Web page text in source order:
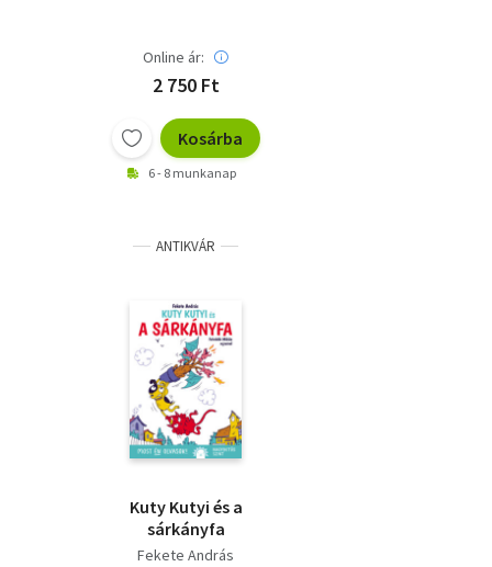
Online ár:
2 750 Ft
Kosárba
6 - 8 munkanap
ANTIKVÁR
Kuty Kutyi és a
sárkányfa
Fekete András